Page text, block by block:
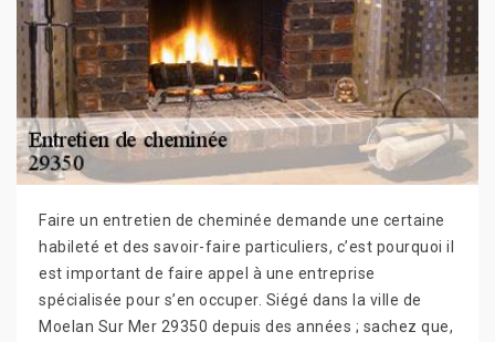
Faire un entretien de cheminée demande une certaine
habileté et des savoir-faire particuliers, c’est pourquoi il
est important de faire appel à une entreprise
spécialisée pour s’en occuper. Siégé dans la ville de
Moelan Sur Mer 29350 depuis des années ; sachez que,